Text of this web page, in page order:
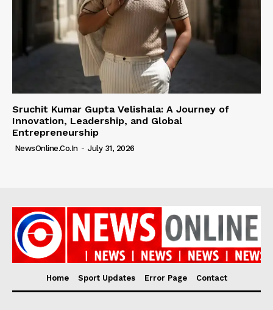
Sruchit Kumar Gupta Velishala: A Journey of
Innovation, Leadership, and Global
Entrepreneurship
NewsOnline.co.in - July 31, 2026
Home Sport Updates Error Page Contact